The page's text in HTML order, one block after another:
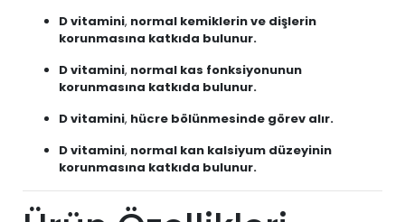
D vitamini, normal kemiklerin ve dişlerin
korunmasına katkıda bulunur.
D vitamini, normal kas fonksiyonunun
korunmasına katkıda bulunur.
D vitamini, hücre bölünmesinde görev alır.
D vitamini, normal kan kalsiyum düzeyinin
korunmasına katkıda bulunur.